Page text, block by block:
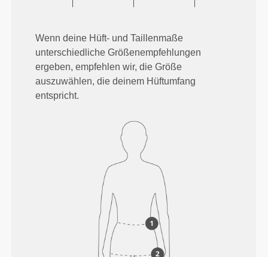
Wenn deine Hüft- und Taillenmaße
unterschiedliche Größenempfehlungen
ergeben, empfehlen wir, die Größe
auszuwählen, die deinem Hüftumfang
entspricht.